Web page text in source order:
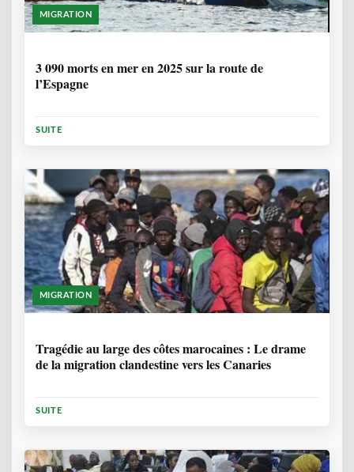
MIGRATION
3 090 morts en mer en 2025 sur la route de
l’Espagne
SUITE
MIGRATION
Tragédie au large des côtes marocaines : Le drame
de la migration clandestine vers les Canaries
SUITE